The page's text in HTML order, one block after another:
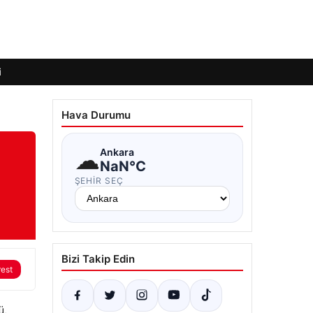
Hava Durumu
☁Ankara
NaN°C
ŞEHIR SEÇ
Bizi Takip Edin